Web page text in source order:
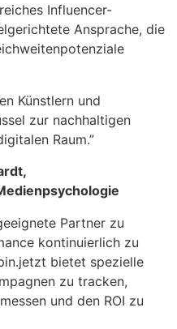
Influencer-
Ansprache, die
Künstlern und
zur nachhaltigen
Raum.”
Partner zu
kontinuierlich zu
bietet spezielle
zu tracken,
und den ROI zu